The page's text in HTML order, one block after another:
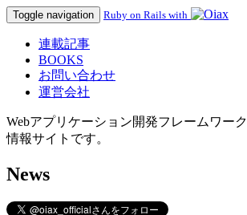
Toggle navigation Ruby on Rails with
連載記事
BOOKS
お問い合わせ
運営会社
Webアプリケーション開発フレームワーク
情報サイトです。
News